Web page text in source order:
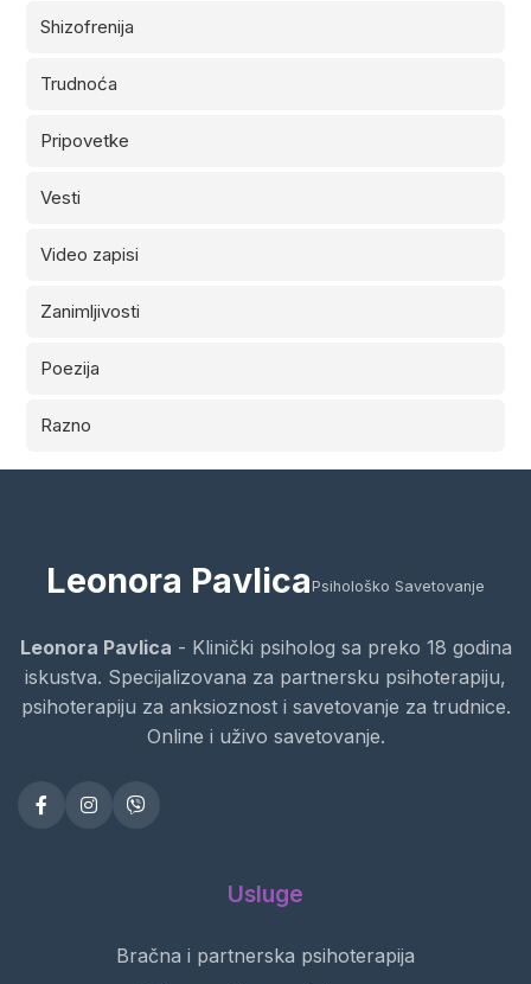
Shizofrenija
Trudnoća
Pripovetke
Vesti
Video zapisi
Zanimljivosti
Poezija
Razno
Leonora Pavlica Psihološko Savetovanje
Leonora Pavlica - Klinički psiholog sa preko 18 godina
iskustva. Specijalizovana za partnersku psihoterapiju,
psihoterapiju za anksioznost i savetovanje za trudnice.
Online i uživo savetovanje.
Usluge
Bračna i partnerska psihoterapija